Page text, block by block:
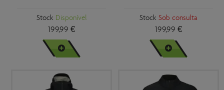
Stock Disponível
199,99 €
VER MAIS
Stock Sob consulta
199,99 €
VER MAIS